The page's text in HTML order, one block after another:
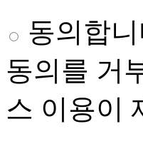
동의합
동의를 거
스 이용이